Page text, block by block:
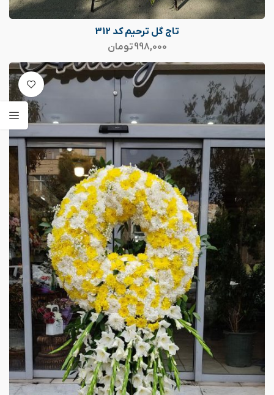
تاج گل ترحیم کد 312
998,000تومان